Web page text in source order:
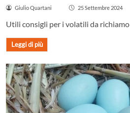
Giulio Quartani 25 Settembre 2024
Utili consigli per i volatili da richiamo
Leggi di più